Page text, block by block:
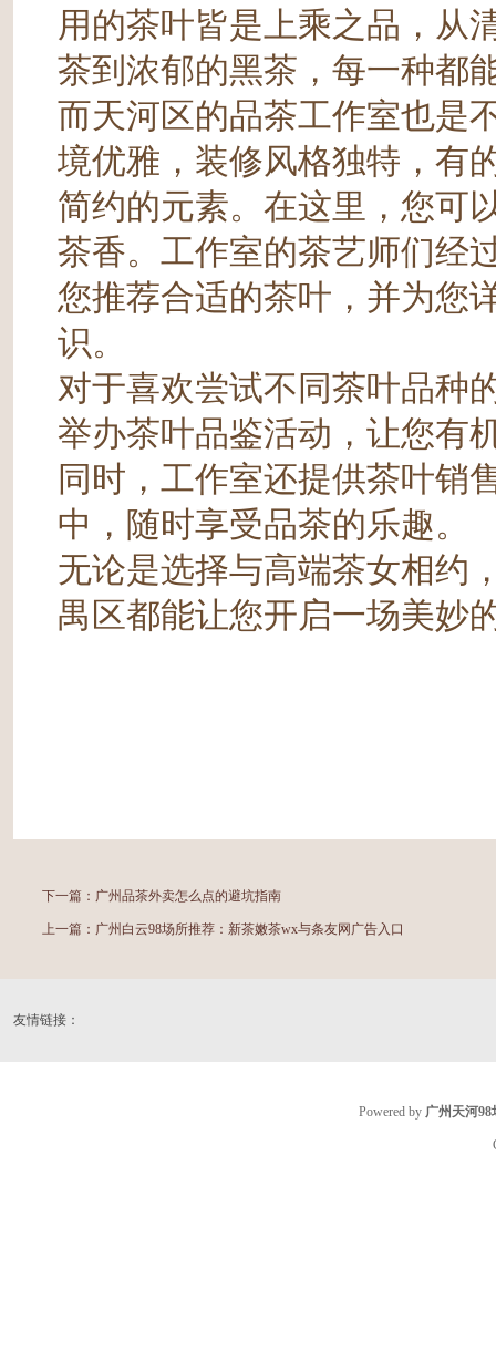
用的茶叶皆是上乘之品，从
茶到浓郁的黑茶，每一种都
而天河区的品茶工作室也是
境优雅，装修风格独特，有
简约的元素。在这里，您可
茶香。工作室的茶艺师们经
您推荐合适的茶叶，并为您
识。
对于喜欢尝试不同茶叶品种
举办茶叶品鉴活动，让您有
同时，工作室还提供茶叶销
中，随时享受品茶的乐趣。
无论是选择与高端茶女相约
禺区都能让您开启一场美妙
下一篇： 广州品茶外卖怎么点的避坑指南
上一篇： 广州白云98场所推荐：新茶嫩茶wx与条友网广告入口
友情链接：
Powered by 广州天河